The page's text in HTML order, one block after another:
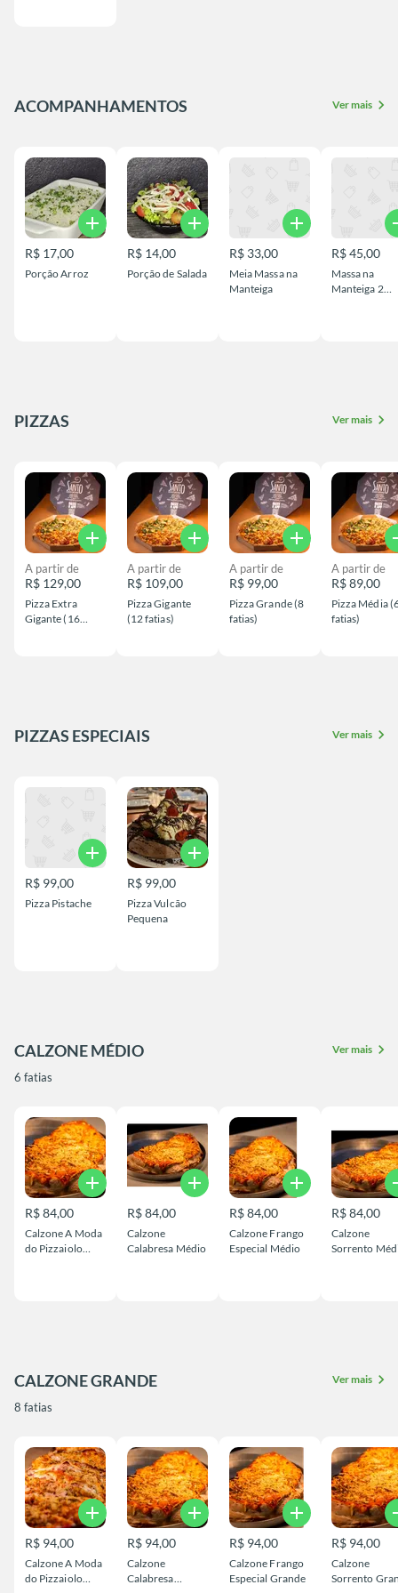
ACOMPANHAMENTOS Ver mais chevron_right
Porção Arroz
R$ 17,00
add
Porção de Salada
R$ 14,00
add
Meia Massa na
Manteiga
R$ 33,00
add
Massa na
Manteiga 2
R$ 45,00
PIZZAS Ver mais chevron_right
Pizza Extra
Gigante (16
A partir de
R$ 129,00
add
Pizza Gigante
(12 fatias)
A partir de
R$ 109,00
add
Pizza Grande (8
fatias)
A partir de
R$ 99,00
add
Pizza Média
fatias)
A partir de
R$ 89,00
PIZZAS ESPECIAIS Ver mais chevron_right
Pizza Pistache
R$ 99,00
add
Pizza Vulcão
Pequena
R$ 99,00
add
CALZONE MÉDIO
6 fatias
Ver mais chevron_right
Calzone A Moda
do Pizzaiolo
R$ 84,00
add
Calzone
Calabresa Médio
R$ 84,00
add
Calzone Frango
Especial Médio
R$ 84,00
add
Calzone
Sorrento
R$ 84,00
CALZONE GRANDE
8 fatias
Ver mais chevron_right
Calzone A Moda
do Pizzaiolo
R$ 94,00
add
Calzone
Calabresa
R$ 94,00
add
Calzone Frango
Especial Grande
R$ 94,00
add
Calzone
Sorrento
R$ 94,00